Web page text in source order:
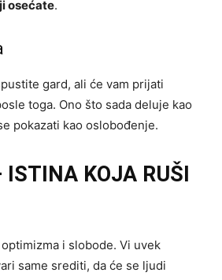
osećate.
gard, ali će vam prijati
toga. Ono što sada deluje kao
pokazati kao oslobođenje.
KOJA RUŠI
i slobode. Vi uvek
same srediti, da će se ljudi